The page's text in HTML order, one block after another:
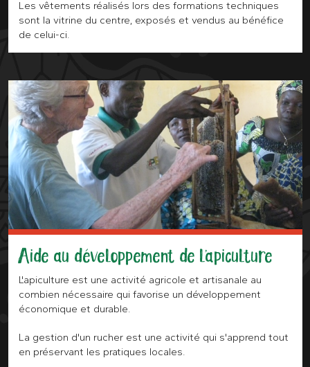
Les vêtements réalisés lors des formations techniques
sont la vitrine du centre, exposés et vendus au bénéfice
de celui-ci.
Aide au développement de l'apiculture
L'apiculture est une activité agricole et artisanale au
combien nécessaire qui favorise un développement
économique et durable.
La gestion d'un rucher est une activité qui s'apprend tout
en préservant les pratiques locales.